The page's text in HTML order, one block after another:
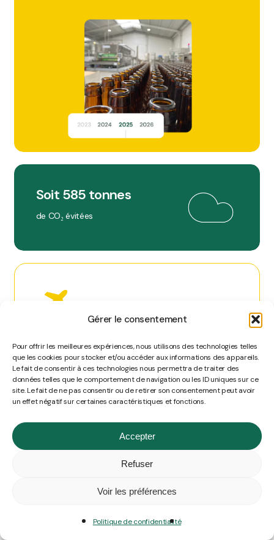
Gérer le consentement
Pour offrir les meilleures expériences, nous utilisons des technologies telles
que les cookies pour stocker et/ou accéder aux informations des appareils.
Le fait de consentir à ces technologies nous permettra de traiter des
données telles que le comportement de navigation ou les ID uniques sur ce
site. Le fait de ne pas consentir ou de retirer son consentement peut avoir
un effet négatif sur certaines caractéristiques et fonctions.
Accepter
Refuser
Voir les préférences
Politique de confidentialité
Soit 585 tonnes
de CO₂ évitées
236 allers-retours
en avion entreParis et New-York.
Source : Comparateur carbone de l’ADEME